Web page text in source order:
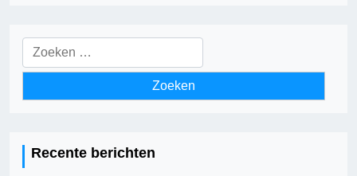
Zoeken
naar:
Recente berichten